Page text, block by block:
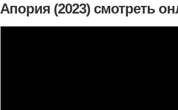
Апория (2023) смотреть